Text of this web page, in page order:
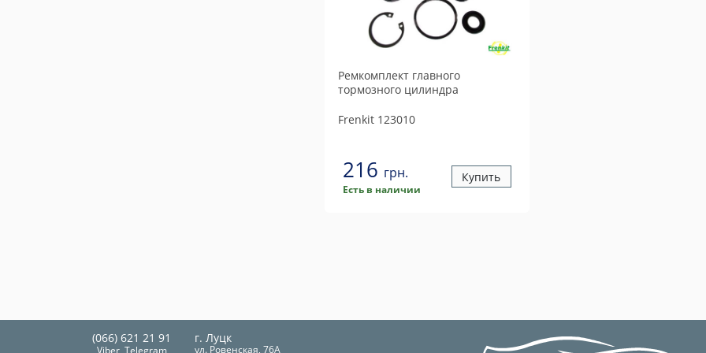
Ремкомплект главного
тормозного цилиндра
Frenkit 123010
216 грн.
Есть в наличии
Купить
(066) 621 21 91
Viber, Telegram
г. Луцк
ул. Ровенская, 76А